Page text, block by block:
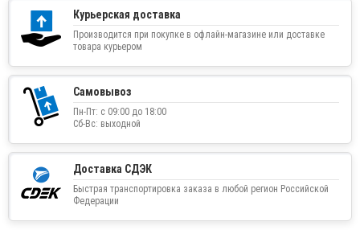
Курьерская доставка
Производится при покупке в офлайн-магазине или доставке
товара курьером
Самовывоз
Пн-Пт: с 09:00 до 18:00
Сб-Вс: выходной
Доставка СДЭК
Быстрая транспортировка заказа в любой регион Российской
Федерации